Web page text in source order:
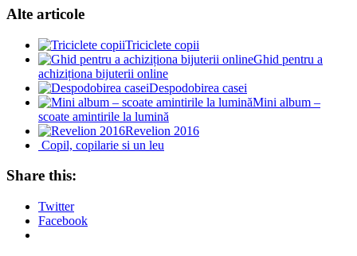
Alte articole
Triciclete copii
Ghid pentru a
achiziționa bijuterii online
Despodobirea casei
Mini album –
scoate amintirile la lumină
Revelion 2016
Copil, copilarie si un leu
Share this:
Twitter
Facebook